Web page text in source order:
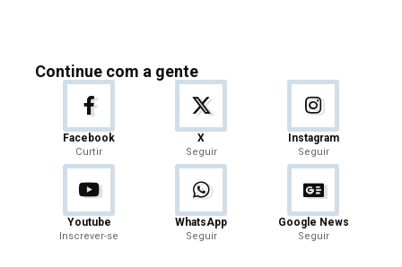
Continue com a gente
Facebook
Curtir
X
Seguir
Instagram
Seguir
Youtube
Inscrever-se
WhatsApp
Seguir
Google News
Seguir